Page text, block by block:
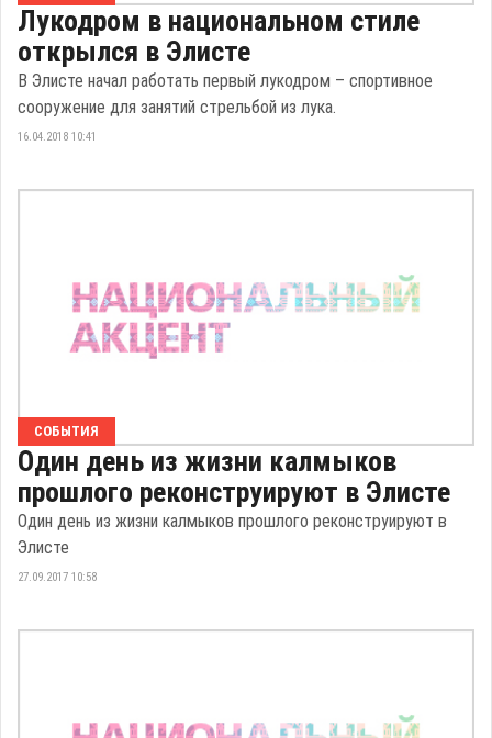
Лукодром в национальном стиле
открылся в Элисте
В Элисте начал работать первый лукодром – спортивное
сооружение для занятий стрельбой из лука.
16.04.2018 10:41
СОБЫТИЯ
Один день из жизни калмыков
прошлого реконструируют в Элисте
Один день из жизни калмыков прошлого реконструируют в
Элисте
27.09.2017 10:58